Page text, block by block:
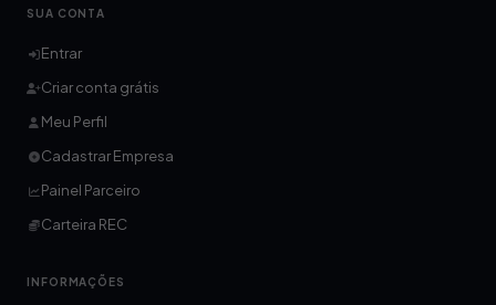
SUA CONTA
Entrar
Criar conta grátis
Meu Perfil
Cadastrar Empresa
Painel Parceiro
Carteira REC
INFORMAÇÕES